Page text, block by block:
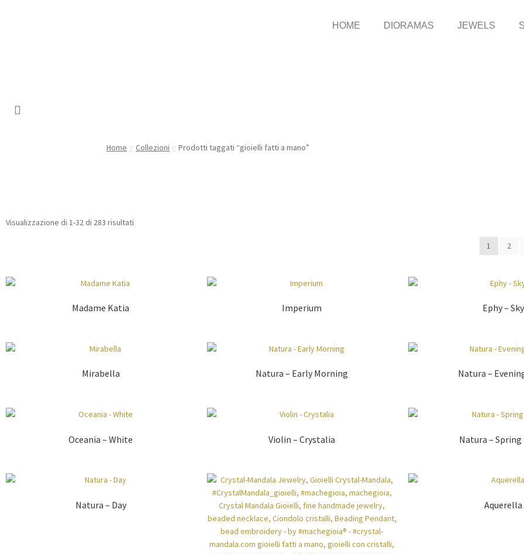
HOME DIORAMAS JEWELS
Home Collezioni Prodotti taggati “gioielli fatti a mano”
Visualizzazione di 1-32 di 283 risultati
1 2
Madame Katia Imperium Ephy – Sky
Mirabella Natura – Early Morning Natura –
Oceania – White Violin – Crystalia Natura –
Natura – Day Aquerella